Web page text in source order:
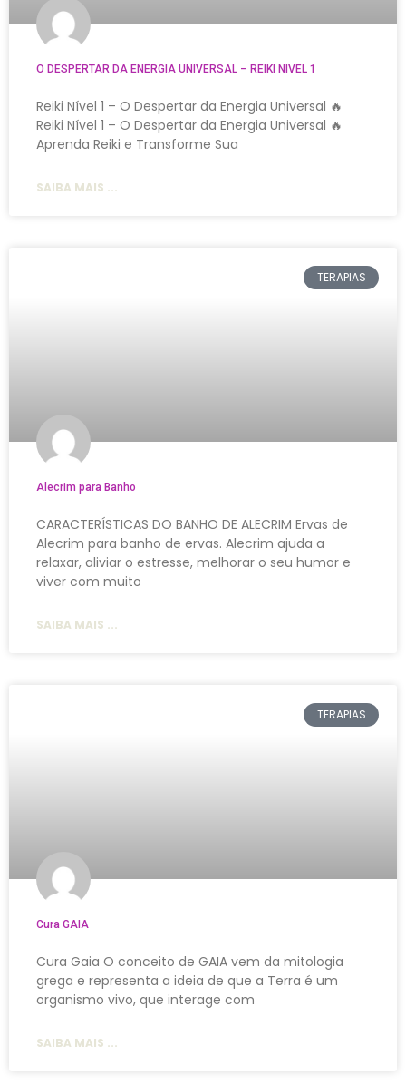
O DESPERTAR DA ENERGIA UNIVERSAL – REIKI NIVEL 1
Reiki Nível 1 – O Despertar da Energia Universal 🔥
Reiki Nível 1 – O Despertar da Energia Universal 🔥
Aprenda Reiki e Transforme Sua
SAIBA MAIS ...
TERAPIAS
Alecrim para Banho
CARACTERÍSTICAS DO BANHO DE ALECRIM Ervas de
Alecrim para banho de ervas. Alecrim ajuda a
relaxar, aliviar o estresse, melhorar o seu humor e
viver com muito
SAIBA MAIS ...
TERAPIAS
Cura GAIA
Cura Gaia O conceito de GAIA vem da mitologia
grega e representa a ideia de que a Terra é um
organismo vivo, que interage com
SAIBA MAIS ...